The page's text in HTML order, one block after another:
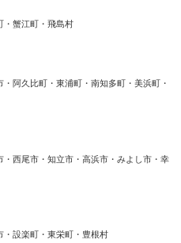
・蟹江町・飛島村
阿久比町・東浦町・南知多町・美浜町・
西尾市・知立市・高浜市・みよし市・幸
・設楽町・東栄町・豊根村